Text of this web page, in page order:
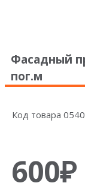
Фасадный
пог.м
Код товара
600₽